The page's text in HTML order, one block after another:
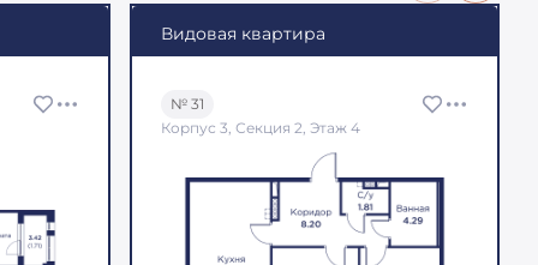
Видовая квартира
№ 31
Корпус 3, Секция 2, Этаж 4